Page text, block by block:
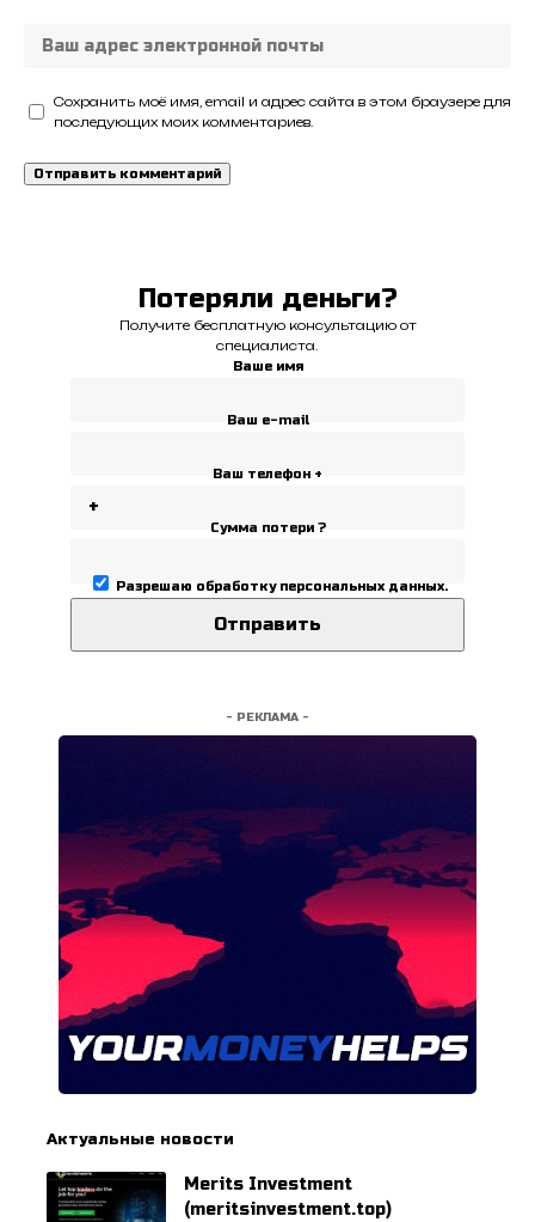
Сохранить моё имя, email и адрес сайта в этом браузере для
последующих моих комментариев.
Потеряли деньги?
Получите бесплатную консультацию от
специалиста.
Ваше имя
Ваш e-mail
Ваш телефон +
Сумма потери ?
Разрешаю обработку персональных данных.
- РЕКЛАМА -
Актуальные новости
Merits Investment
(meritsinvestment.top)